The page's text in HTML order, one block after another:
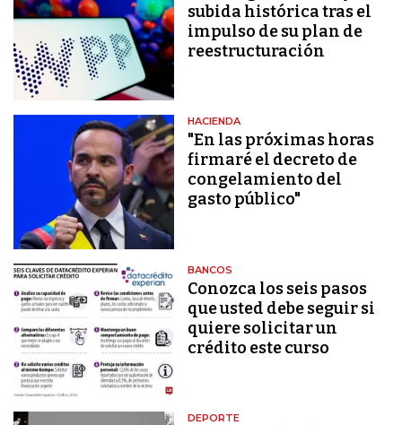
subida histórica tras el
impulso de su plan de
reestructuración
HACIENDA
"En las próximas horas
firmaré el decreto de
congelamiento del
gasto público"
BANCOS
Conozca los seis pasos
que usted debe seguir si
quiere solicitar un
crédito este curso
DEPORTE